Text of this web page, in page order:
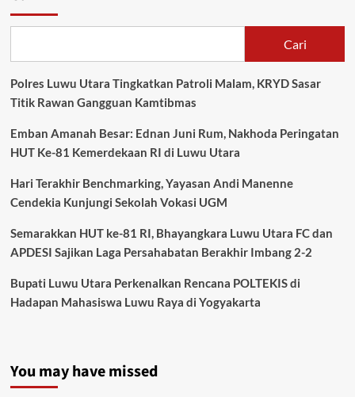
Cari
Polres Luwu Utara Tingkatkan Patroli Malam, KRYD Sasar
Titik Rawan Gangguan Kamtibmas
Emban Amanah Besar: Ednan Juni Rum, Nakhoda Peringatan
HUT Ke-81 Kemerdekaan RI di Luwu Utara
Hari Terakhir Benchmarking, Yayasan Andi Manenne
Cendekia Kunjungi Sekolah Vokasi UGM
Semarakkan HUT ke-81 RI, Bhayangkara Luwu Utara FC dan
APDESI Sajikan Laga Persahabatan Berakhir Imbang 2-2
Bupati Luwu Utara Perkenalkan Rencana POLTEKIS di
Hadapan Mahasiswa Luwu Raya di Yogyakarta
You may have missed